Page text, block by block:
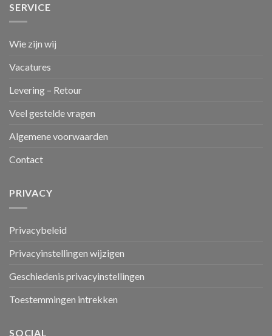
SERVICE
Wie zijn wij
Vacatures
Levering – Retour
Veel gestelde vragen
Algemene voorwaarden
Contact
PRIVACY
Privacybeleid
Privacyinstellingen wijzigen
Geschiedenis privacyinstellingen
Toestemmingen intrekken
SOCIAL